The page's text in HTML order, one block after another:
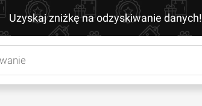
Uzyskaj zniżkę na odzyskiwanie danych!